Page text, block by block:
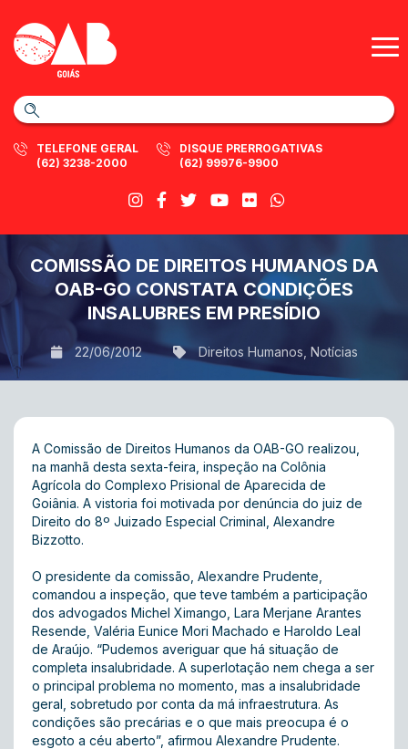
TELEFONE GERAL
(62) 3238-2000
DISQUE PRERROGATIVAS
(62) 99976-9900
COMISSÃO DE DIREITOS HUMANOS DA
OAB-GO CONSTATA CONDIÇÕES
INSALUBRES EM PRESÍDIO
22/06/2012 Direitos Humanos Notícias
A Comissão de Direitos Humanos da OAB-GO realizou,
na manhã desta sexta-feira, inspeção na Colônia
Agrícola do Complexo Prisional de Aparecida de
Goiânia. A vistoria foi motivada por denúncia do juiz de
Direito do 8º Juizado Especial Criminal, Alexandre
Bizzotto.
O presidente da comissão, Alexandre Prudente,
comandou a inspeção, que teve também a participação
dos advogados Michel Ximango, Lara Merjane Arantes
Resende, Valéria Eunice Mori Machado e Haroldo Leal
de Araújo. “Pudemos averiguar que há situação de
completa insalubridade. A superlotação nem chega a ser
o principal problema no momento, mas a insalubridade
geral, sobretudo por conta da má infraestrutura. As
condições são precárias e o que mais preocupa é o
esgoto a céu aberto”, afirmou Alexandre Prudente.